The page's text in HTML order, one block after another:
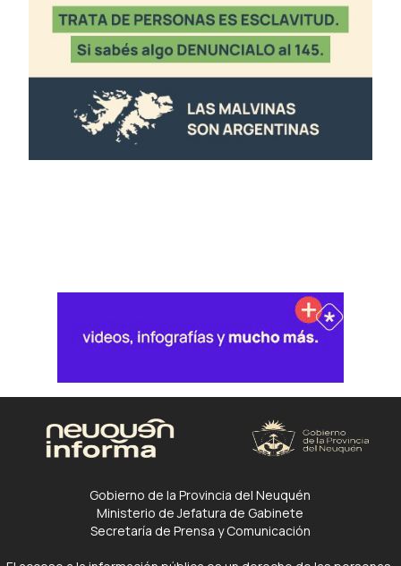
Gobierno de la Provincia del Neuquén
Ministerio de Jefatura de Gabinete
Secretaría de Prensa y Comunicación